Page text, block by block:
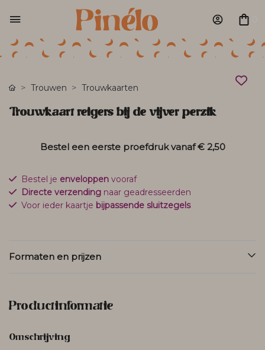
Trouwen Trouwkaarten
Trouwkaart reigers bij de vijver perzik
Bestel een eerste proefdruk vanaf€ 2,50
Bestel je enveloppen vooraf
Directe verzending naar geadresseerden
Voor ieder kaartje bijpassende sluitzegels
Formaten en prijzen
Productinformatie
Omschrijving